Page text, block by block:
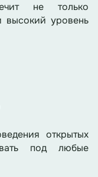
не только
высокий уровень
открытых
под любые